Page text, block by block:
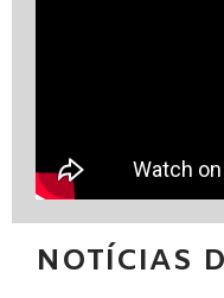
NOTÍCIAS